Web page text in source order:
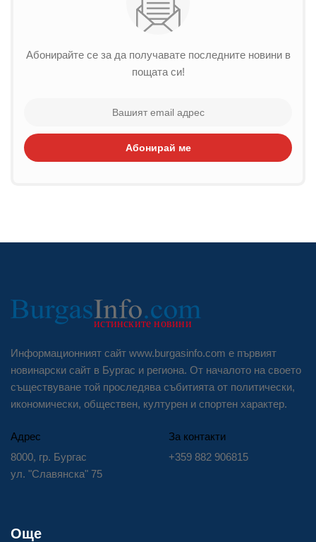
Абонирайте се за да получавате последните новини в
пощата си!
Абонирай ме
Информационният сайт www.burgasinfo.com е първият
новинарски сайт в Бургас и региона. От началото на своето
съществуване той проследява събитията от политически,
икономически, обществен, културен и спортен характер.
Адрес
8000, гр. Бургас
ул. "Славянска" 75
За контакти
+359 882 906815
Още